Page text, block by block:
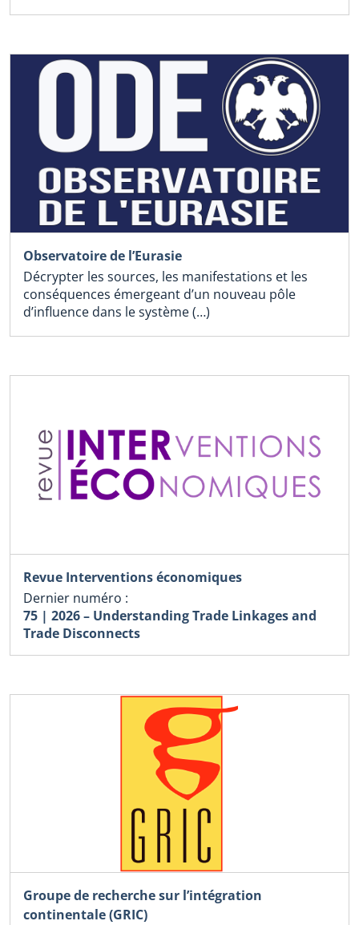
Observatoire de l’Eurasie
Décrypter les sources, les manifestations et les
conséquences émergeant d’un nouveau pôle
d’influence dans le système (…)
Revue Interventions économiques
Dernier numéro :
75 | 2026 – Understanding Trade Linkages and
Trade Disconnects
Groupe de recherche sur l’intégration
continentale (GRIC)